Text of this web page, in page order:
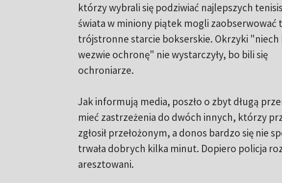
którzy wybrali się podziwiać najlepszych
świata w miniony piątek mogli zaobserwować
trójstronne starcie bokserskie. Okrzyki "niech
wezwie ochronę" nie wystarczyły, bo bili się
ochroniarze.
Jak informują media, poszło o zbyt długą
mieć zastrzeżenia do dwóch innych, którzy
zgłosił przełożonym, a donos bardzo się nie
trwała dobrych kilka minut. Dopiero policja
aresztowani.